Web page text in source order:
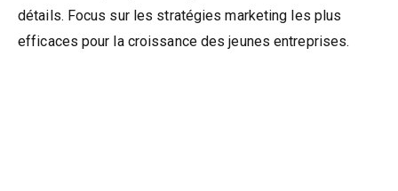
détails. Focus sur les stratégies marketing les plus
efficaces pour la croissance des jeunes entreprises.